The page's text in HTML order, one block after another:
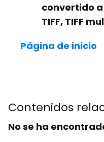
convertido a
TIFF, TIFF
Página de inicio
Contenidos
No se ha